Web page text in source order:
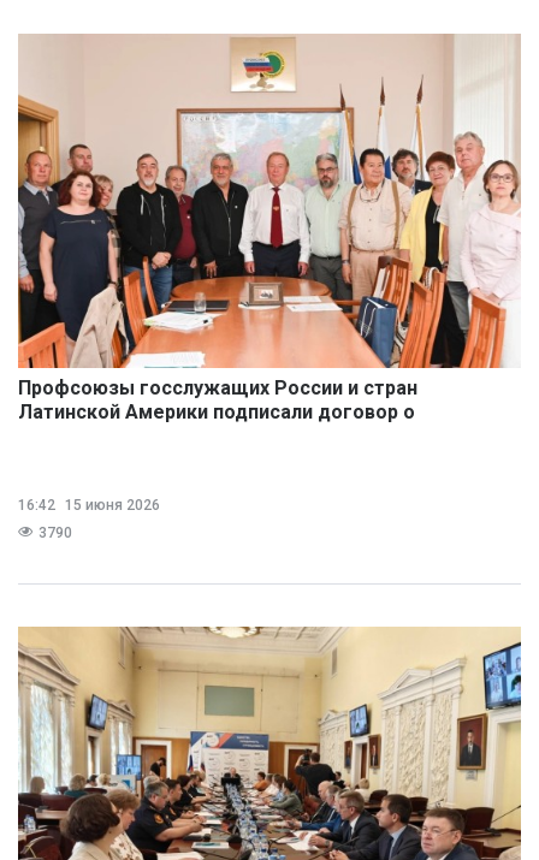
Профсоюзы госслужащих России и стран
Латинской Америки подписали договор о
16:42 15 июня 2026
3790